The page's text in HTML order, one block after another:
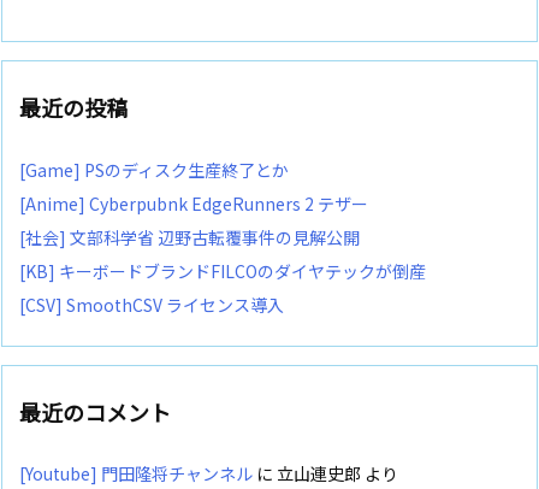
最近の投稿
[Game] PSのディスク生産終了とか
[Anime] Cyberpubnk EdgeRunners 2 テザー
[社会] 文部科学省 辺野古転覆事件の見解公開
[KB] キーボードブランドFILCOのダイヤテックが倒産
[CSV] SmoothCSV ライセンス導入
最近のコメント
[Youtube] 門田隆将チャンネル に 立山連史郎 より